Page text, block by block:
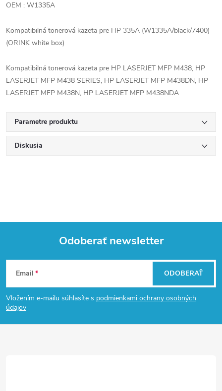
OEM : W1335A
Kompatibilná tonerová kazeta pre HP 335A (W1335A/black/7400)
(ORINK white box)
Kompatibilná tonerová kazeta pre HP LASERJET MFP M438, HP
LASERJET MFP M438 SERIES, HP LASERJET MFP M438DN, HP
LASERJET MFP M438N, HP LASERJET MFP M438NDA
Parametre produktu
Diskusia
Z
á
p
Odoberať newsletter
Email
Vložením e-mailu súhlasíte s podmienkami ochrany osobných
údajov
ODOBERAŤ